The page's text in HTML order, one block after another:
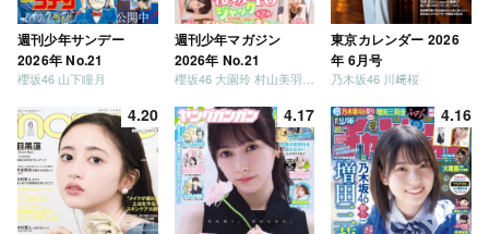
週刊少年サンデー
2026年 No.21
櫻坂46 山下瞳月
週刊少年マガジン
2026年 No.21
東京カレンダー 2026
年 6月号
乃木坂46 川﨑桜
4.20 4.17 4.16